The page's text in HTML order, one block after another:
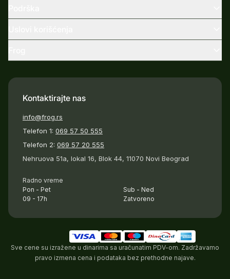
Kontaktirajte nas
info@frog.rs
Telefon 1: 069 57 50 555
Telefon 2: 069 57 20 555
Nehruova 51a, lokal 16, Blok 44, 11070 Novi Beograd
Radno vreme
Pon - Pet
09 - 17h
Sub - Ned
Zatvoreno
Sve cene su izražene u dinarima sa uračunatim PDV-om. Zadržavamo
pravo izmena cena i podataka bez prethodne najave.